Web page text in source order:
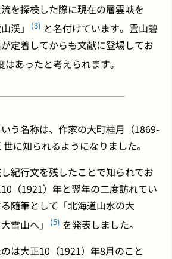
を探検した際に現在の層雲峡を
渓」
(3) と名付けています。霊山碧
定着してからも文献に登場してお
あったと考えられます。
う名称は、作家の大町桂月（1869-
に知られるようになりました。
紀行文を残したことで知られてお
（1921）年と翌年の二度訪れてい
随筆として「北海道山水の大
雪山へ」
(5) を発表しました。
は大正10（1921）年8月のこと